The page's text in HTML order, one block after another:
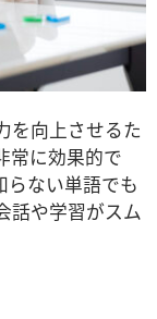
を向上させるた
常に効果的で
らない単語でも
話や学習がスム